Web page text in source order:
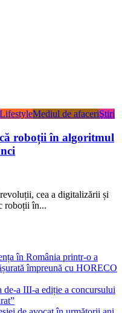
LifestyleMediul de afaceriŞtiri
roboții în algoritmul
cea a digitalizării și
roboții în...
în România printr-o a
împreună cu HORECO
a III-a ediție a concursului